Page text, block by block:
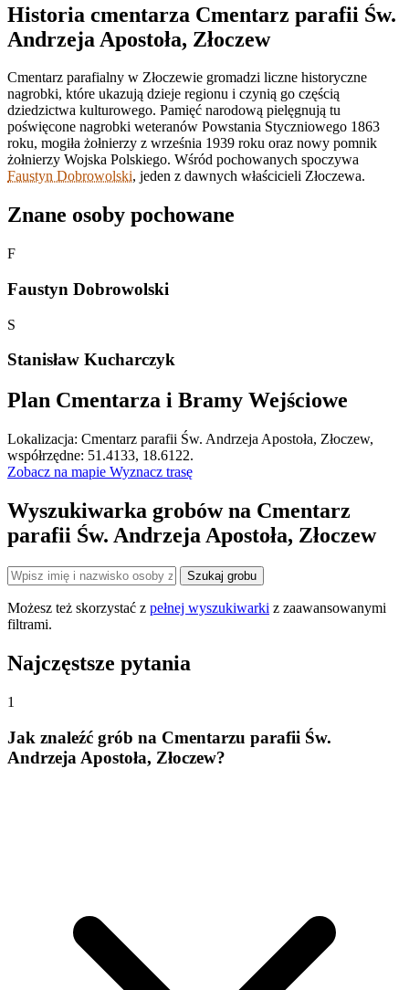
Historia cmentarza Cmentarz parafii Św.
Andrzeja Apostoła, Złoczew
Cmentarz parafialny w Złoczewie gromadzi liczne historyczne
nagrobki, które ukazują dzieje regionu i czynią go częścią
dziedzictwa kulturowego. Pamięć narodową pielęgnują tu
poświęcone nagrobki weteranów Powstania Styczniowego 1863
roku, mogiła żołnierzy z września 1939 roku oraz nowy pomnik
żołnierzy Wojska Polskiego. Wśród pochowanych spoczywa
Faustyn Dobrowolski, jeden z dawnych właścicieli Złoczewa.
Znane osoby pochowane
F
Faustyn Dobrowolski
S
Stanisław Kucharczyk
Plan Cmentarza i Bramy Wejściowe
Cmentarz parafii Św. Andrzeja Apostoła, Złoczew
×
+
−
Lokalizacja: Cmentarz parafii Św. Andrzeja Apostoła, Złoczew,
współrzędne: 51.4133, 18.6122.
Zobacz na mapie Wyznacz trasę
Wyszukiwarka grobów na Cmentarz
parafii Św. Andrzeja Apostoła, Złoczew
Szukaj grobu
Możesz też skorzystać z pełnej wyszukiwarki z zaawansowanymi
filtrami.
Najczęstsze pytania
1
Jak znaleźć grób na Cmentarzu parafii Św.
Andrzeja Apostoła, Złoczew?